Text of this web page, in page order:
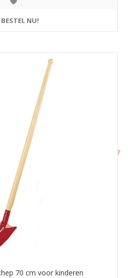
BESTEL NU!
70 cm voor kinderen